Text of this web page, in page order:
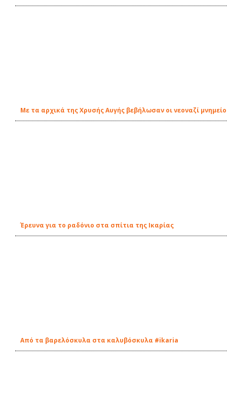
Με τα αρχικά της Χρυσής Αυγής βεβήλωσαν οι νεοναζί
Έρευνα για το ραδόνιο στα σπίτια της Ικαρίας
Από τα βαρελόσκυλα στα καλυβόσκυλα #ikaria